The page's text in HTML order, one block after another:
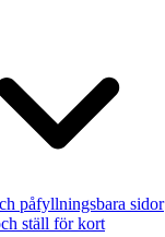
påfyllningsbara sidor
ställ för kort